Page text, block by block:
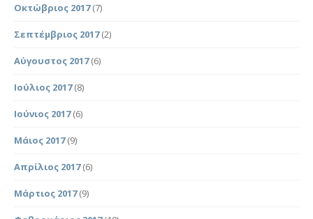
Οκτώβριος 2017(7)
Σεπτέμβριος 2017(2)
Αύγουστος 2017(6)
Ιούλιος 2017(8)
Ιούνιος 2017(6)
Μάιος 2017(9)
Απρίλιος 2017(6)
Μάρτιος 2017(9)